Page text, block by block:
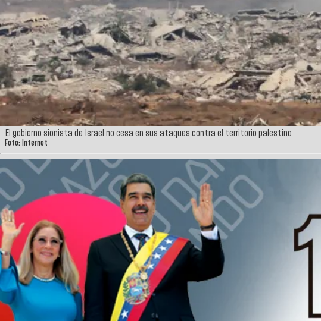
El gobierno sionista de Israel no cesa en sus ataques contra el territorio palestino
Foto: Internet